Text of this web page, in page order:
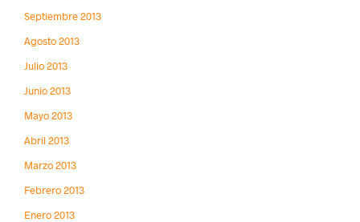
Septiembre 2013
Agosto 2013
Julio 2013
Junio 2013
Mayo 2013
Abril 2013
Marzo 2013
Febrero 2013
Enero 2013